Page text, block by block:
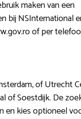
maken van een
bij NSInternational
of per
of Utrecht
of Soestdijk. De
en kies optioneel